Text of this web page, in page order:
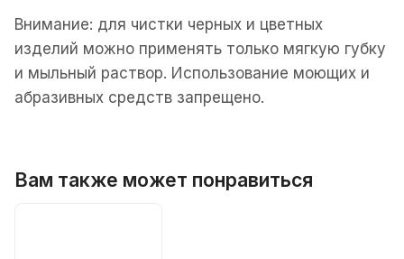
Внимание: для чистки черных и цветных
изделий можно применять только мягкую губку
и мыльный раствор. Использование моющих и
абразивных средств запрещено.
Вам также может понравиться